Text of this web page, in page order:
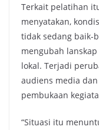
Terkait pelatihan
menyatakan,
tidak sedang baik-
mengubah
lokal. Terjadi
audiens media dan
pembukaan
“Situasi itu